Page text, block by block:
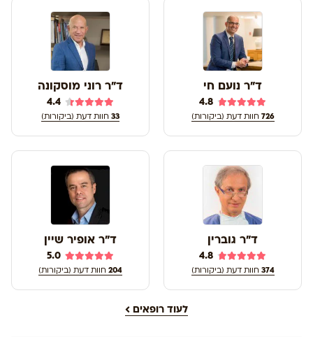
ד"ר נועם חי
4.8
726 חוות דעת (ביקורות)
ד"ר רוני מוסקונה
4.4
33 חוות דעת (ביקורות)
ד"ר גוברין
4.8
374 חוות דעת (ביקורות)
ד"ר אופיר שיין
5.0
204 חוות דעת (ביקורות)
לעוד רופאים